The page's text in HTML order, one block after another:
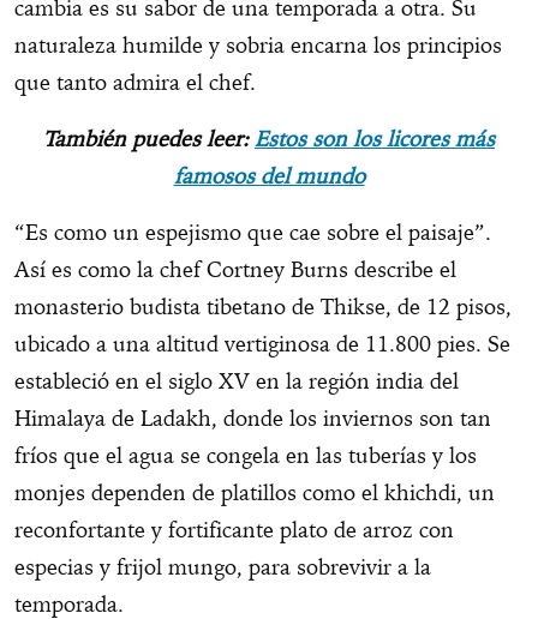
cambia es su sabor de una temporada a otra. Su
naturaleza humilde y sobria encarna los principios
que tanto admira el chef.
También puedes leer: Estos son los licores más
famosos del mundo
“Es como un espejismo que cae sobre el paisaje”.
Así es como la chef Cortney Burns describe el
monasterio budista tibetano de Thikse, de 12 pisos,
ubicado a una altitud vertiginosa de 11.800 pies. Se
estableció en el siglo XV en la región india del
Himalaya de Ladakh, donde los inviernos son tan
fríos que el agua se congela en las tuberías y los
monjes dependen de platillos como el khichdi, un
reconfortante y fortificante plato de arroz con
especias y frijol mungo, para sobrevivir a la
temporada.